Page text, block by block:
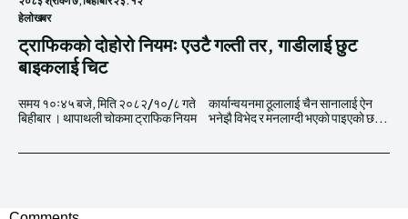
हेलाेखबर
ट्राफिकको दोहोरो नियमः एउटै गल्ती तर, गाडीलाई छुट
बाइकलाई चिट
समय १०ः४५ बजे, मिति २०८२/१०/८ गते
बिहीबार । थापाथली चोकमा ट्राफिक नियम
कार्यान्वयनमा ठूलालाई चैन सानालाई ऐन
भनेझै विभेद र मनलाग्दी भएकाे पाइएकाे छ...